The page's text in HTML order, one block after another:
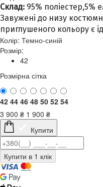
Склад: 95% поліестер,5%
Завужені до низу
приглушеного кольору є
Колір: Темно-синій
Розмір:
42
Розмірна сітка
42 44 46 48 50 52 54
3 900 ₴ 1 900 ₴
Купити